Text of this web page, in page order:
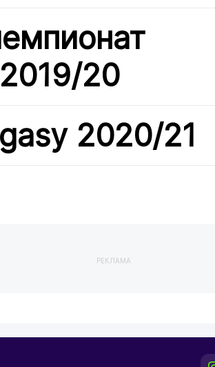
20
2020/21
РЕКЛАМА